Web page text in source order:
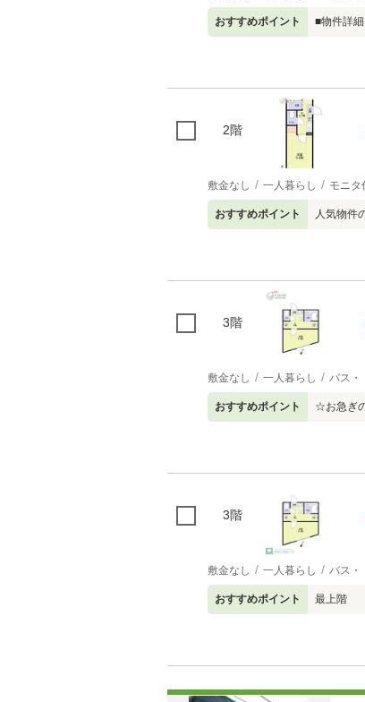
おすすめポイント ■物件詳
2階
敷金なし 一人暮らし モニタ
おすすめポイント 人気物件
3階
敷金なし 一人暮らし バス・
おすすめポイント ☆お急ぎ
3階
敷金なし 一人暮らし バス・
おすすめポイント 最上階